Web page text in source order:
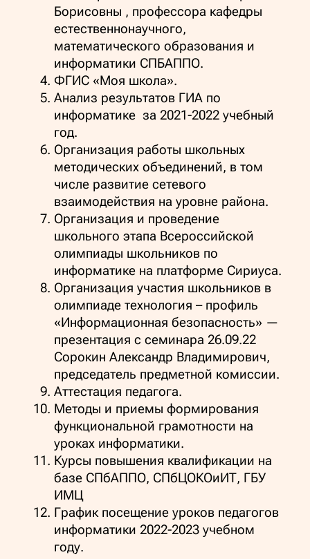
Борисовны , профессора кафедры
естественнонаучного,
математического образования и
информатики СПБАППО.
ФГИС «Моя школа».
Анализ результатов ГИА по
информатике за 2021-2022 учебный
год.
Организация работы школьных
методических объединений, в том
числе развитие сетевого
взаимодействия на уровне района.
Организация и проведение
школьного этапа Всероссийской
олимпиады школьников по
информатике на платформе Сириуса.
Организация участия школьников в
олимпиаде технология – профиль
«Информационная безопасность» —
презентация с семинара 26.09.22
Сорокин Александр Владимирович,
председатель предметной комиссии.
Аттестация педагога.
Методы и приемы формирования
функциональной грамотности на
уроках информатики.
Курсы повышения квалификации на
базе СПбАППО, СПбЦОКОиИТ, ГБУ
ИМЦ
График посещение уроков педагогов
информатики 2022-2023 учебном
году.